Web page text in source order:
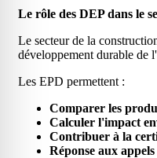
Le rôle des DEP dans le
Le secteur de la
développement durable de
Les EPD permettent :
Comparer les
Calculer l'impact
Contribuer à la
Réponse aux